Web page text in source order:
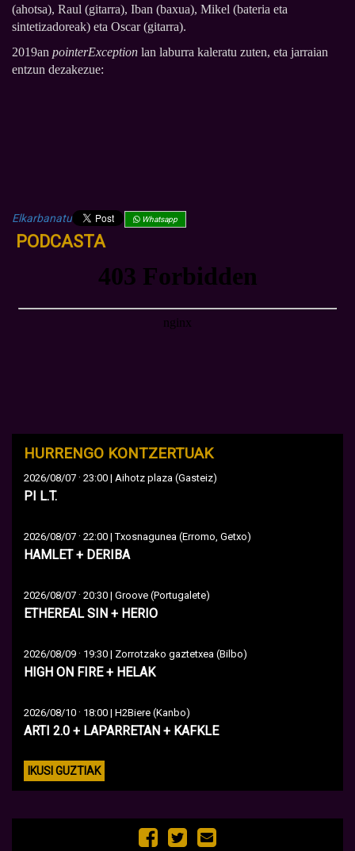
(ahotsa), Raul (gitarra), Iban (baxua), Mikel (bateria eta
sintetizadoreak) eta Oscar (gitarra).
2019an pointerException lan laburra kaleratu zuten, eta jarraian
entzun dezakezue:
Elkarbanatu Whatsapp
PODCASTA
HURRENGO KONTZERTUAK
2026/08/07 · 23:00 | Aihotz plaza (Gasteiz)
PI L.T.
2026/08/07 · 22:00 | Txosnagunea (Erromo, Getxo)
HAMLET + DERIBA
2026/08/07 · 20:30 | Groove (Portugalete)
ETHEREAL SIN + HERIO
2026/08/09 · 19:30 | Zorrotzako gaztetxea (Bilbo)
HIGH ON FIRE + HELAK
2026/08/10 · 18:00 | H2Biere (Kanbo)
ARTI 2.0 + LAPARRETAN + KAFKLE
IKUSI GUZTIAK